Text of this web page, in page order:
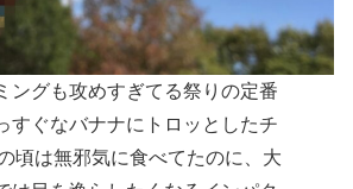
ングも攻めすぎてる祭りの定番
すぐなバナナにトロッとしたチ
頃は無邪気に食べてたのに、大